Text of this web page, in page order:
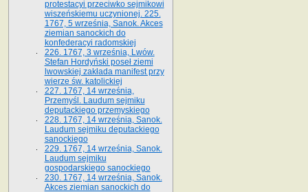
protestacyi przeciwko sejmikowi
wiszeńskiemu uczynionej. 225.
1767, 5 września, Sanok. Akces
ziemian sanockich do
konfederacyi radomskiej
226. 1767, 3 września, Lwów.
Stefan Hordyński poseł ziemi
lwowskiej zakłada manifest przy
wierze św. ka­tolickiej
227. 1767, 14 września,
Przemyśl. Laudum sejmiku
deputackiego przemyskiego
228. 1767, 14 września, Sanok.
Laudum sejmiku deputackiego
sanockiego
229. 1767, 14 września, Sanok.
Laudum sejmiku
gospodarskiego sanockiego
230. 1767, 14 września, Sanok.
Akces ziemian sanockich do